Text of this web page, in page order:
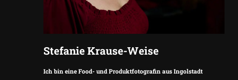
Stefanie Krause-Weise
Ich bin eine Food- und Produktfotografin aus Ingolstadt